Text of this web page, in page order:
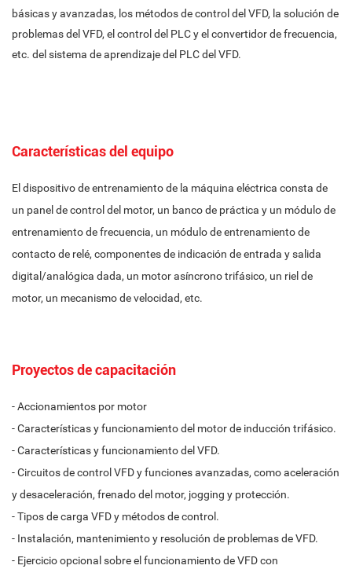
básicas y avanzadas, los métodos de control del VFD, la solución de
problemas del VFD, el control del PLC y el convertidor de frecuencia,
etc. del sistema de aprendizaje del PLC del VFD.
Características del equipo
El dispositivo de entrenamiento de la máquina eléctrica consta de
un panel de control del motor, un banco de práctica y un módulo de
entrenamiento de frecuencia, un módulo de entrenamiento de
contacto de relé, componentes de indicación de entrada y salida
digital/analógica dada, un motor asíncrono trifásico, un riel de
motor, un mecanismo de velocidad, etc.
Proyectos de capacitación
- Accionamientos por motor
- Características y funcionamiento del motor de inducción trifásico.
- Características y funcionamiento del VFD.
- Circuitos de control VFD y funciones avanzadas, como aceleración
y desaceleración, frenado del motor, jogging y protección.
- Tipos de carga VFD y métodos de control.
- Instalación, mantenimiento y resolución de problemas de VFD.
- Ejercicio opcional sobre el funcionamiento de VFD con